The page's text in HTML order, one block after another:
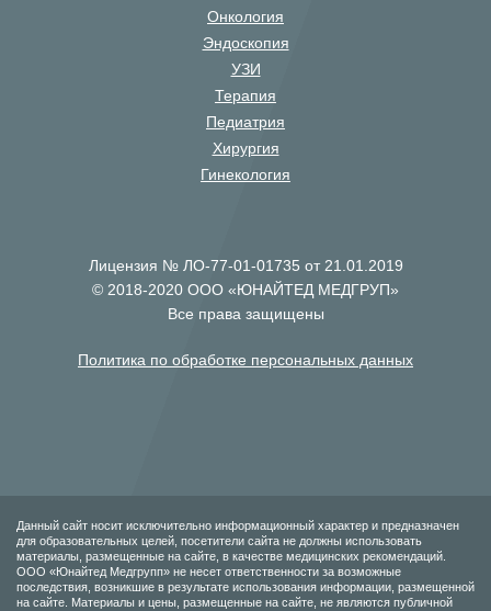
Онкология
Эндоскопия
УЗИ
Терапия
Педиатрия
Хирургия
Гинекология
Лицензия № ЛО-77-01-01735 от 21.01.2019
© 2018-2020 ООО «ЮНАЙТЕД МЕДГРУП»
Все права защищены
Политика по обработке персональных данных
Данный сайт носит исключительно информационный характер и предназначен
для образовательных целей, посетители сайта не должны использовать
материалы, размещенные на сайте, в качестве медицинских рекомендаций.
ООО «Юнайтед Медгрупп» не несет ответственности за возможные
последствия, возникшие в результате использования информации, размещенной
на сайте. Материалы и цены, размещенные на сайте, не являются публичной